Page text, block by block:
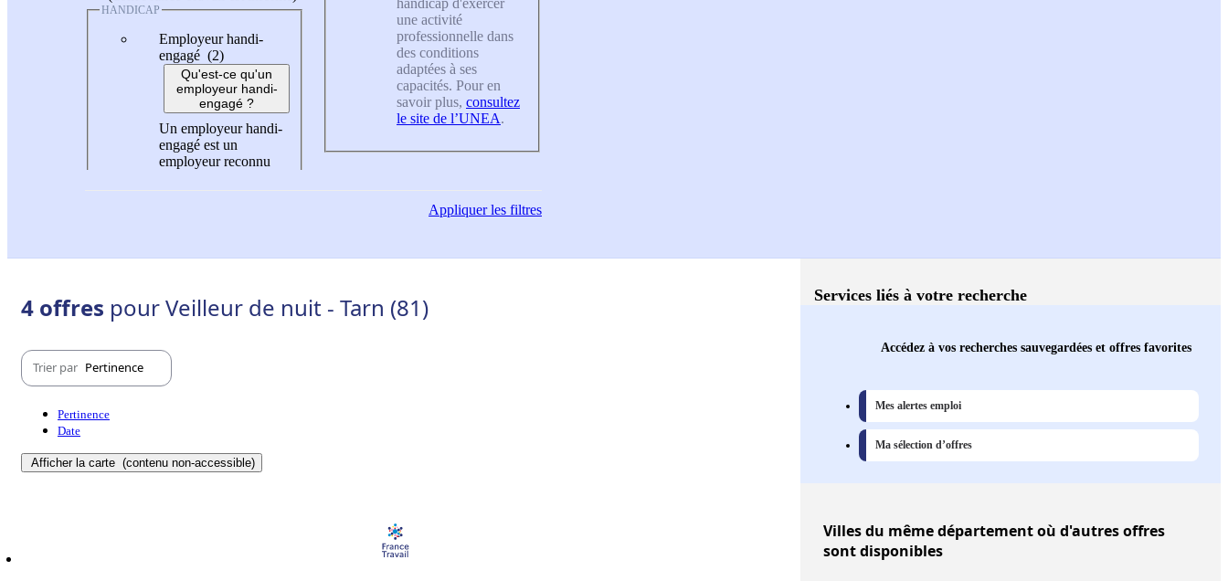
HANDICAP
Employeur handi-
engagé (2)
Qu'est-ce qu'un
employeur handi-
engagé ?
Un employeur handi-
engagé est un
employeur reconnu
une activité
professionnelle dans
des conditions
adaptées à ses
capacités. Pour en
savoir plus, consultez
le site de l’UNEA.
Appliquerles filtres
4 offres pour Veilleur de nuit - Tarn (81)
Trier par Pertinence
Pertinence
Date
Afficher la carte (contenu non-accessible)
Services liés à votre recherche
Accédez à vos recherches sauvegardées et offres favorites
Mes alertes emploi
Ma sélection d’offres
Villesdu même département où d'autres offres
sont disponibles